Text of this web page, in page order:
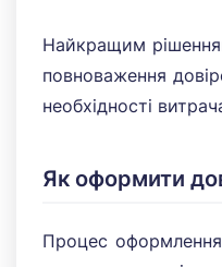
Найкращим
повноваження
необхідності
Як оформити
Процес оформлення